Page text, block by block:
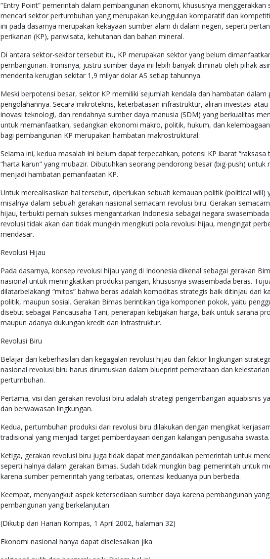
“Entry Point” pemerintah dalam pembangunan ekonomi, khususnya menggerakkan
mencari sektor pertumbuhan yang merupakan keunggulan komparatif dan
ini pada dasarnya merupakan kekayaan sumber alam di dalam negeri, seperti
perikanan (KP), pariwisata, kehutanan dan bahan mineral.
Di antara sektor-sektor tersebut itu, KP merupakan sektor yang belum
pembangunan. Ironisnya, justru sumber daya ini lebih banyak diminati oleh pihak
menderita kerugian sekitar 1,9 milyar dolar AS setiap tahunnya.
Meski berpotensi besar, sektor KP memiliki sejumlah kendala dan hambatan dalam
pengolahannya. Secara mikroteknis, keterbatasan infrastruktur, aliran investasi
inovasi teknologi, dan rendahnya sumber daya manusia (SDM) yang berkualitas
untuk memanfaatkan, sedangkan ekonomi makro, politik, hukum, dan
bagi pembangunan KP merupakan hambatan makrostruktural.
Selama ini, kedua masalah ini belum dapat terpecahkan, potensi KP ibarat “raksasa
“harta karun” yang mubazir. Dibutuhkan seorang pendorong besar (big-push) untuk
menjadi hambatan pemanfaatan KP.
Untuk merealisasikan hal tersebut, diperlukan sebuah kemauan politik (political will)
misalnya dalam sebuah gerakan nasional semacam revolusi biru. Gerakan
hijau, terbukti pernah sukses mengantarkan Indonesia sebagai negara
revolusi tidak akan dan tidak mungkin mengikuti pola revolusi hijau, mengingat
mendasar.
Revolusi Hijau
Pada dasarnya, konsep revolusi hijau yang di Indonesia dikenal sebagai gerakan
nasional untuk meningkatkan produksi pangan, khususnya swasembada beras.
dilatarbelakangi “mitos” bahwa beras adalah komoditas strategis baik ditinjau dari
politik, maupun sosial. Gerakan Bimas berintikan tiga komponen pokok, yaitu
disebut sebagai Pancausaha Tani, penerapan kebijakan harga, baik untuk sarana
maupun adanya dukungan kredit dan infrastruktur.
Revolusi Biru
Belajar dari keberhasilan dan kegagalan revolusi hijau dan faktor lingkungan
nasional revolusi biru harus dirumuskan dalam blueprint pemerataan dan
pertumbuhan.
Pertama, visi dan gerakan revolusi biru adalah strategi pengembangan aquabisnis
dan berwawasan lingkungan.
Kedua, pertumbuhan produksi dari revolusi biru dilakukan dengan mengikat
tradisional yang menjadi target pemberdayaan dengan kalangan pengusaha swasta.
Ketiga, gerakan revolusi biru juga tidak dapat mengandalkan pemerintah untuk
seperti halnya dalam gerakan Bimas. Sudah tidak mungkin bagi pemerintah untuk
karena sumber pemerintah yang terbatas, orientasi keduanya pun berbeda.
Keempat, menyangkut aspek ketersediaan sumber daya karena pembangunan
pembangunan yang berkelanjutan.
(Dikutip dari Harian Kompas, 1 April 2002, halaman 32)
Ekonomi nasional hanya dapat diselesaikan jika